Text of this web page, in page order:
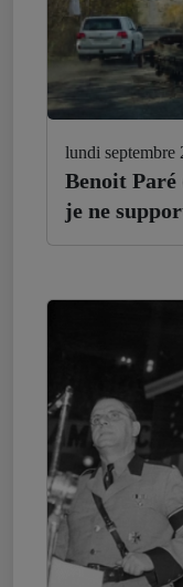
lundi septembre
Benoit Paré
je ne